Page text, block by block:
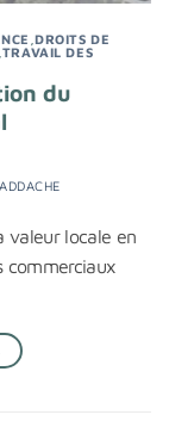
,DROITS DE
TRAVAIL DES
du
valeur locale en
commerciaux